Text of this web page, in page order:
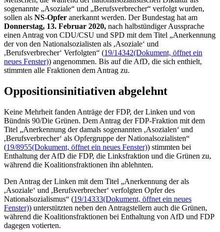
sogenannte „Asoziale“ und „Berufsverbrecher“ verfolgt wurden,
sollen als NS-Opfer anerkannt werden. Der Bundestag hat am
Donnerstag, 13. Februar 2020, nach halbstündiger Aussprache
einen Antrag von CDU/CSU und SPD mit dem Titel „Anerkennung
der von den Nationalsozialisten als ,Asoziale‘ und
,Berufsverbrecher‘ Verfolgten“ (19/14342(Dokument, öffnet ein
neues Fenster)) angenommen. Bis auf die AfD, die sich enthielt,
stimmten alle Fraktionen dem Antrag zu.
Oppositionsinitiativen abgelehnt
Keine Mehrheit fanden Anträge der FDP, der Linken und von
Bündnis 90/Die Grünen. Dem Antrag der FDP-Fraktion mit dem
Titel „Anerkennung der damals sogenannten ,Asozialen‘ und
,Berufsverbrecher‘ als Opfergruppe der Nationalsozialisten“
(19/8955(Dokument, öffnet ein neues Fenster)) stimmten bei
Enthaltung der AfD die FDP, die Linksfraktion und die Grünen zu,
während die Koalitionsfraktionen ihn ablehnten.
Den Antrag der Linken mit dem Titel „Anerkennung der als
,Asoziale‘ und ,Berufsverbrecher‘ verfolgten Opfer des
Nationalsozialismus“ (19/14333(Dokument, öffnet ein neues
Fenster)) unterstützten neben den Antragstellern auch die Grünen,
während die Koalitionsfraktionen bei Enthaltung von AfD und FDP
dagegen votierten.